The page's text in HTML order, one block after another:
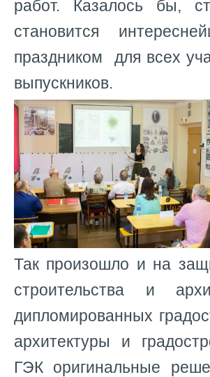
работ. Казалось бы,
становится
праздником для всех
выпускников.
Так произошло и на
строительства и
дипломированных
архитектуры и
ГЭК оригинальные